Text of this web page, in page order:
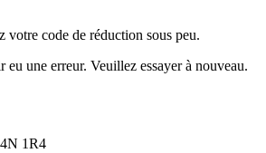
votre code de réduction sous peu.
une erreur. Veuillez essayer à nouveau.
1R4